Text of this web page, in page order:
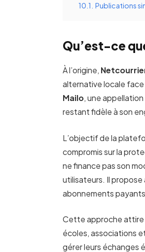
10.1. Publications
Qu’est-ce
À l’origine,
alternative locale
Mailo, une
restant fidèle à son
L’objectif de la
compromis sur la
ne finance pas son
utilisateurs. Il
abonnements
Cette approche attire
écoles, associations
gérer leurs échanges